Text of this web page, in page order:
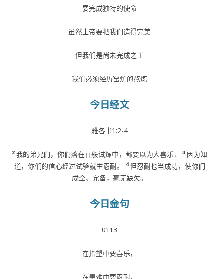
要完成独特的使命
虽然上帝要把我们造得完美
但我们是尚未完成之工
我们必须经历窑炉的熬炼
今日经文
雅各书1:2-4
2 我的弟兄们，你们落在百般试炼中，都要以为大喜乐， 3 因为知
道，你们的信心经过试验就生忍耐。
4但忍耐也当成功，使你们
成全、完备，毫无缺欠。
今日金句
0113
在指望中要喜乐，
在患难中要忍耐，